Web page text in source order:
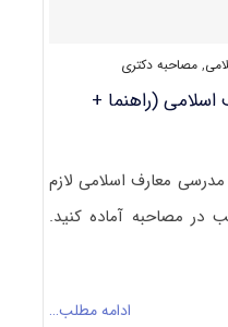
, مصاحبه دکتری
(راهنما +
معارف اسلامی لازم
در مصاحبه آماده کنید.
ادامه مطلب…